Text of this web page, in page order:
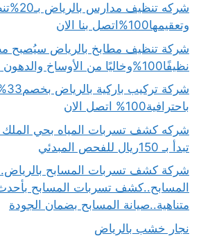
شركه
وتعقيمها100%اتصل بنا الان
شركة تنظيف مطابخ بالرياض سيُصبح
نظيفًا100%وخاليًا من الأوساخ والدهون بـ40%خصم
باحترافية100% اتصل الان
شركه كشف تسربات المياه بحي الملك
تبدأ بـ 150ريال للفحص المبدئي
شركة كشف تسربات المسابح
المسابح..كشف تسربات المسابح بأحدث
متناهية..صيانة المسابح بضمان الجودة
نجار خشب بالرياض